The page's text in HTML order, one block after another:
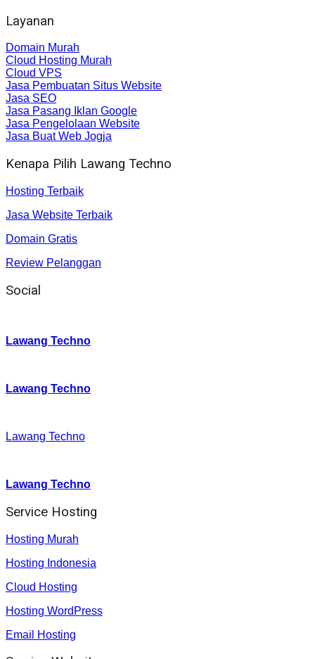
Layanan
Domain Murah
Cloud Hosting Murah
Cloud VPS
Jasa Pembuatan Situs Website
Jasa SEO
Jasa Pasang Iklan Google
Jasa Pengelolaan Website
Jasa Buat Web Jogja
Kenapa Pilih Lawang Techno
Hosting Terbaik
Jasa Website Terbaik
Domain Gratis
Review Pelanggan
Social
Lawang Techno
Lawang Techno
Lawang Techno
Lawang Techno
Service Hosting
Hosting Murah
Hosting Indonesia
Cloud Hosting
Hosting WordPress
Email Hosting